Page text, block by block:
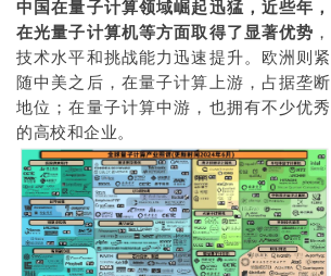
中国在量子计算领域崛起迅猛， 近些年，
在光量子计算机等方面取得了显著优势 ，
技术水平和挑战能力迅速提升。欧洲则紧
随中美之后，在量子计算上游，占据垄断
地位；在量子计算中游，也拥有不少优秀
的高校和企业。